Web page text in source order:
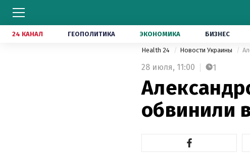
24 КАНАЛ ГЕОПОЛИТИКА ЭКОНОМИКА БИЗНЕС
Health 24 Новости Украины
28 июля, 11:00 1
обвинили